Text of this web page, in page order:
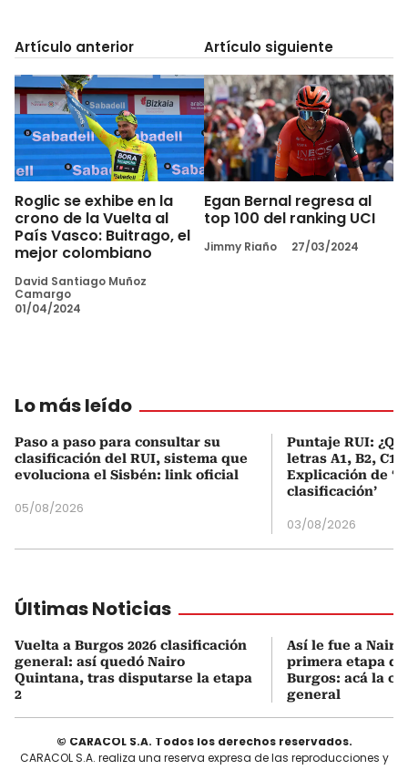
Artículo anterior
Roglic se exhibe en la
crono de la Vuelta al
País Vasco: Buitrago, el
mejor colombiano
David Santiago Muñoz
Camargo
01/04/2024
Artículo siguiente
Egan Bernal regresa al
top 100 del ranking UCI
Jimmy Riaño 27/03/2024
Lo más leído
Paso a paso para consultar su
clasificación del RUI, sistema que
evoluciona el Sisbén: link oficial
05/08/2026
Puntaje RUI:
letras A1, B2, C1
Explicación de
clasificación’
03/08/2026
Últimas Noticias
Vuelta a Burgos 2026 clasificación
general: así quedó Nairo
Quintana, tras disputarse la etapa
2
Así le fue a
primera etapa
Burgos: acá la
general
© CARACOL S.A. Todos los derechos reservados.
CARACOL S.A. realiza una reserva expresa de las reproducciones y